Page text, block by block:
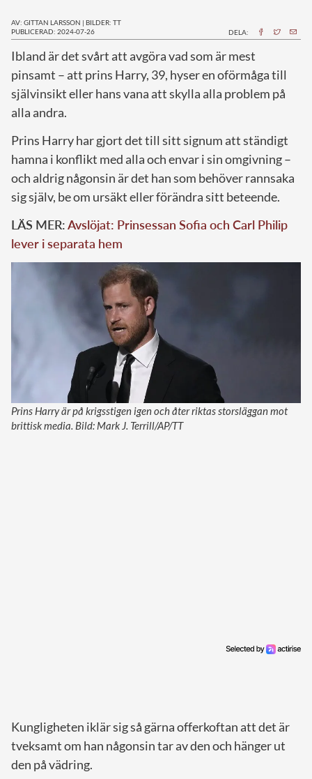
AV: GITTAN LARSSON | BILDER: TT
PUBLICERAD: 2024-07-26
DELA:
Ibland är det svårt att avgöra vad som är mest
pinsamt – att prins Harry, 39, hyser en oförmåga till
självinsikt eller hans vana att skylla alla problem på
alla andra.
Prins Harry har gjort det till sitt signum att ständigt
hamna i konflikt med alla och envar i sin omgivning –
och aldrig någonsin är det han som behöver rannsaka
sig själv, be om ursäkt eller förändra sitt beteende.
LÄS MER:Avslöjat: Prinsessan Sofia och Carl Philip
lever i separata hem
Prins Harry är på krigsstigen igen och åter riktas storsläggan mot
brittisk media. Bild: Mark J. Terrill/AP/TT
Kungligheten iklär sig så gärna offerkoftan att det är
tveksamt om han någonsin tar av den och hänger ut
den på vädring.